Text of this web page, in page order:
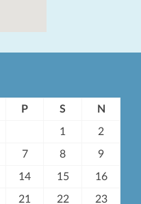
P S N
1 2
7 8 9
14 15 16
21 22 23